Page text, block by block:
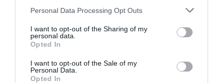
Please note that this website/app uses one or more Google
not limited to your visit or usage behaviour. You may click to
grant or deny consent to Google and its third-party tags to
use your data for below specified purposes in below Google
consent section.
Personal Data Processing Opt Outs
I want to opt-out of the Sharing of my
personal data.
Opted In
I want to opt-out of the Sale of my
Personal Data.
Opted In
gulyáspartit, valamint kemencés
ételestet rendezünk. A csárdához
ingyenes parkolási lehetõség,
http://www.zsindelyescsarda.hu